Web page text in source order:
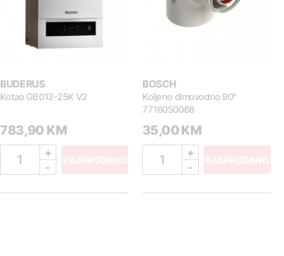
BUDERUS
Kotao GB012-25K V2
783,90 KM
1
+
-
RASPRODANO
BOSCH
Koljeno dimovodno 90°
7716050068
35,00 KM
1
+
-
RASPRODANO